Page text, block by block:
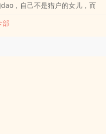
，自己不是猎户的女儿，而
归来，用不惯金玉筷箸，也听
”。唯有谢言玉，那个素来克
矩，待她如chun风化雨，却从
房门，执手为她披上嫁衣，贴
看上了旁人……才这般着急要
han强取豪夺、半强制，男全
系。（我并不认为这是雌竞）
子= =。
部